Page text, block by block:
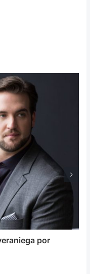
por